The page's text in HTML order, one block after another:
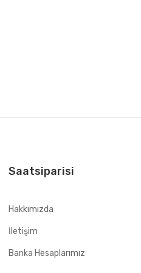
Saatsiparisi
Hakkımızda
İletişim
Banka Hesaplarımız